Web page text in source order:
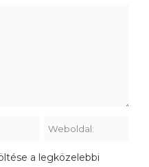
a legközelebbi